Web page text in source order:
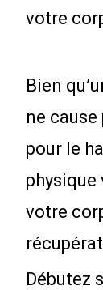
votre
Bien
ne
pour le
votre
Débutez